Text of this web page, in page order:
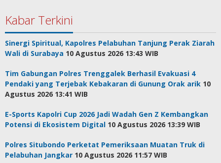
Kabar Terkini
Sinergi Spiritual, Kapolres Pelabuhan Tanjung Perak Ziarah
Wali di Surabaya 10 Agustus 2026 13:43 WIB
Tim Gabungan Polres Trenggalek Berhasil Evakuasi 4
Pendaki yang Terjebak Kebakaran di Gunung Orak arik 10
Agustus 2026 13:41 WIB
E-Sports Kapolri Cup 2026 Jadi Wadah Gen Z Kembangkan
Potensi di Ekosistem Digital 10 Agustus 2026 13:39 WIB
Polres Situbondo Perketat Pemeriksaan Muatan Truk di
Pelabuhan Jangkar 10 Agustus 2026 11:57 WIB